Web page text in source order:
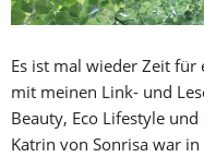
Es ist mal wieder Zeit für
mit meinen Link- und
Beauty, Eco Lifestyle
Katrin von Sonrisa war